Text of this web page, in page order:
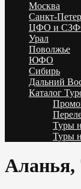
Низкие цены на
море.
Обновление
Москва
Санкт-
ЦФО и
Урал
Поволжье
ЮФО
Сибирь
Дальний
Каталог
Туры
Туры
Аланья,